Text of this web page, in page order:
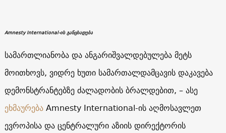
Amnesty International-ის განცხადება
სამართლიანობა და ანგარიშვალდებულება მეტს
მოითხოვს, ვიდრე ხუთი სამართალდამცავის დაკავება
დემონსტრანტებზე ძალადობის ბრალდებით, – ასე
ეხმაურებაAmnesty International-ის აღმოსავლეთ
ევროპისა და ცენტრალური აზიის დირექტორის